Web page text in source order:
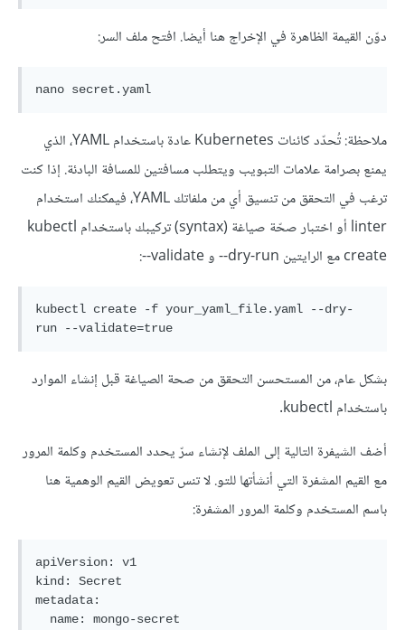
دوّن القيمة الظاهرة في الإخراج هنا أيضا. افتح ملف السر:
ملاحظة: تُحدّد كائنات Kubernetes عادة باستخدام YAML، الذي
يمنع بصرامة علامات التبويب ويتطلب مسافتين للمسافة البادئة. إذا كنت
ترغب في التحقق من تنسيق أي من ملفاتك YAML، فيمكنك استخدام
linter أو اختبار صحّة صياغة (syntax) تركيبك باستخدام kubectl
create مع الرايتين dry-run-- و validate--:
kubectl create -f your_yaml_file.yaml --dry-
بشكل عام، من المستحسن التحقق من صحة الصياغة قبل إنشاء الموارد
باستخدام kubectl.
أضف الشيفرة التالية إلى الملف لإنشاء سرّ يحدد المستخدم وكلمة المرور
مع القيم المشفرة التي أنشأتها للتو. لا تنس تعويض القيم الوهمية هنا
باسم المستخدم وكلمة المرور المشفرة:
apiVersion: v1
kind: Secret
metadata: